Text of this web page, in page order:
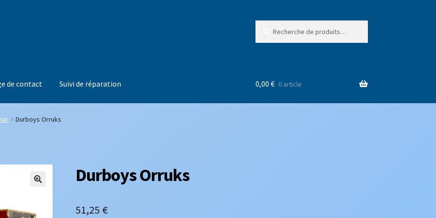
de contact Suivi de réparation 0,00 € 0 article
Durboys Orruks
Durboys Orruks
51,25 €